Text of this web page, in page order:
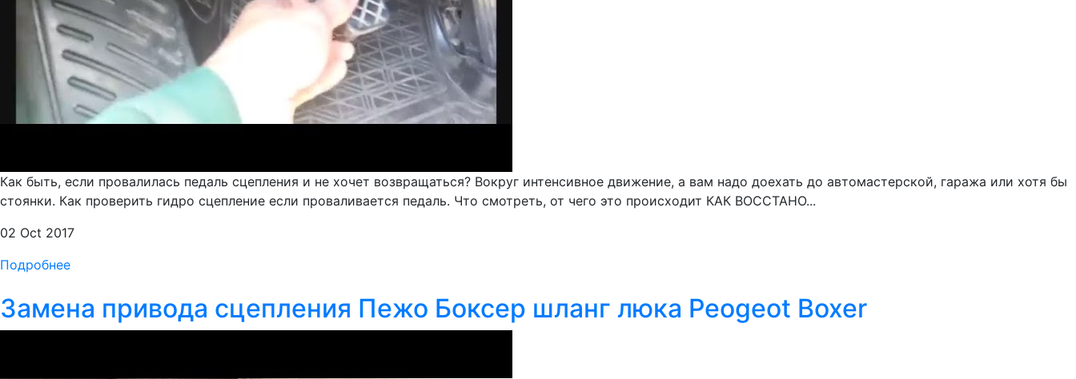
Как быть, если провалилась педаль сцепления и не хочет возвращаться? Вокруг интенсивное движение, а вам надо доехать до автомастерской, гаража или хотя бы
стоянки. Как проверить гидро сцепление если проваливается педаль. Что смотреть, от чего это происходит КАК ВОССТАНО...
02 Oct 2017
Подробнее
Замена привода сцепления Пежо Боксер шланг люка Peogeot Boxer